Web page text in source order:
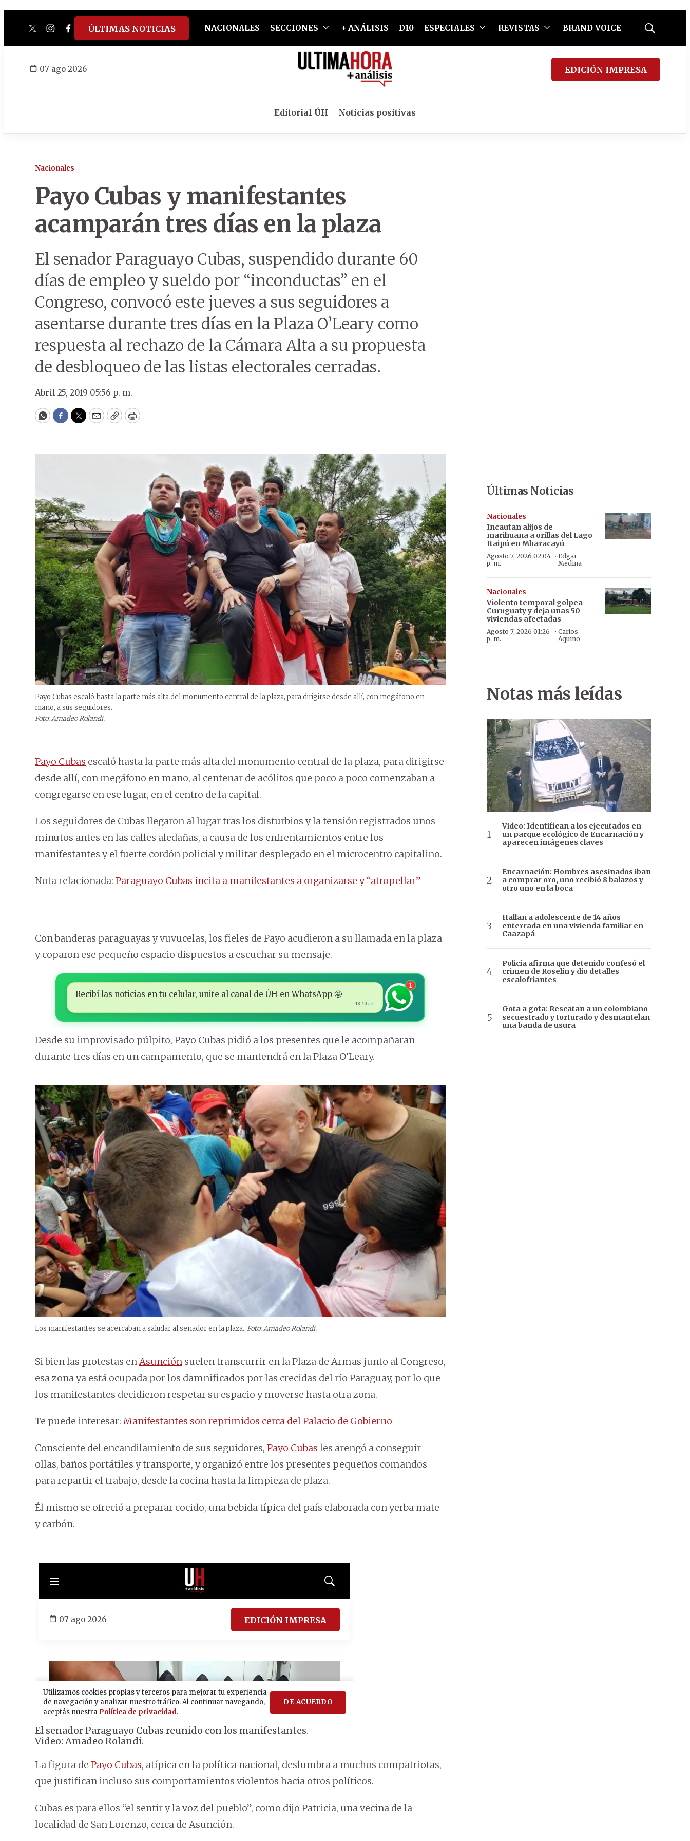
twitterinstagram
facebook
tiktokyoutube
spotify
ÚLTIMAS NOTICIAS NACIONALES SECCIONES + ANÁLISIS D10 ESPECIALES REVISTAS BRAND VOICE
Mostrar
07 ago 2026 EDICIÓN IMPRESA
Editorial ÚH Noticias positivas
Nacionales
Payo Cubas y manifestantes
acamparán tres días en la plaza
El senador Paraguayo Cubas, suspendido durante 60
días de empleo y sueldo por “inconductas” en el
Congreso, convocó este jueves a sus seguidores a
asentarse durante tres días en la Plaza O’Leary como
respuesta al rechazo de la Cámara Alta a su propuesta
de desbloqueo de las listas electorales cerradas.
Abril 25, 2019 05:56 p. m.
WhatsApp
Facebook
Twitter
EmailCopyPrint
Payo Cubas escaló hasta la parte más alta del monumento central de la plaza, para dirigirse desde allí, con megáfono en
mano, a sus seguidores.
Foto: Amadeo Rolandi.
Payo Cubas escaló hasta la parte más alta del monumento central de la plaza, para dirigirse
desde allí, con megáfono en mano, al centenar de acólitos que poco a poco comenzaban a
congregarse en ese lugar, en el centro de la capital.
Los seguidores de Cubas llegaron al lugar tras los disturbios y la tensión registrados unos
minutos antes en las calles aledañas, a causa de los enfrentamientos entre los
manifestantes y el fuerte cordón policial y militar desplegado en el microcentro capitalino.
Nota relacionada: Paraguayo Cubas incita a manifestantes a organizarse y “atropellar”
Con banderas paraguayas y vuvucelas, los fieles de Payo acudieron a su llamada en la plaza
y coparon ese pequeño espacio dispuestos a escuchar su mensaje.
Recibí las noticias en tu celular, unite al canal de ÚH en WhatsApp 🤩
18:10 ✓✓
1
Desde su improvisado púlpito, Payo Cubas pidió a los presentes que le acompañaran
durante tres días en un campamento, que se mantendrá en la Plaza O’Leary.
Los manifestantes se acercaban a saludar al senador en la plaza. Foto: Amadeo Rolandi.
Si bien las protestas enAsunción suelen transcurrir en la Plaza de Armas junto al Congreso,
esa zona ya está ocupada por los damnificados por las crecidas del río Paraguay, por lo que
los manifestantes decidieron respetar su espacio y moverse hasta otra zona.
Te puede interesar: Manifestantes son reprimidos cerca del Palacio de Gobierno
Consciente del encandilamiento de sus seguidores, Payo Cubas les arengó a conseguir
ollas, baños portátiles y transporte, y organizó entre los presentes pequeños comandos
para repartir el trabajo, desde la cocina hasta la limpieza de plaza.
Él mismo se ofreció a preparar cocido, una bebida típica del país elaborada con yerba mate
y carbón.
El senador Paraguayo Cubas reunido con los manifestantes.
Video: Amadeo Rolandi.
La figura de Payo Cubas, atípica en la política nacional, deslumbra a muchos compatriotas,
que justifican incluso sus comportamientos violentos hacia otros políticos.
Cubas es para ellos “el sentir y la voz del pueblo”, como dijo Patricia, una vecina de la
localidad de San Lorenzo, cerca de Asunción.
Últimas Noticias
Nacionales
Incautan alijos de
marihuana a orillas del Lago
Itaipú en Mbaracayú
Agosto 7, 2026 02:04
p. m.
· Edgar
Medina
Nacionales
Violento temporal golpea
Curuguaty y deja unas 50
viviendas afectadas
Agosto 7, 2026 01:26
p. m.
· Carlos
Aquino
Notas más leídas
Video: Identifican a los ejecutados en
un parque ecológico de Encarnación y
aparecen imágenes claves
Encarnación: Hombres asesinados iban
a comprar oro, uno recibió 8 balazos y
otro uno en la boca
Hallan a adolescente de 14 años
enterrada en una vivienda familiar en
Caazapá
Policía afirma que detenido confesó el
crimen de Roselín y dio detalles
escalofriantes
Gota a gota: Rescatan a un colombiano
secuestrado y torturado y desmantelan
una banda de usura